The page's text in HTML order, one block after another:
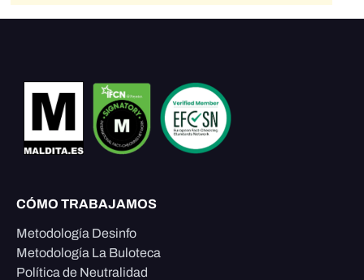
CÓMO TRABAJAMOS
Metodología Desinfo
Metodología La Buloteca
Política de Neutralidad